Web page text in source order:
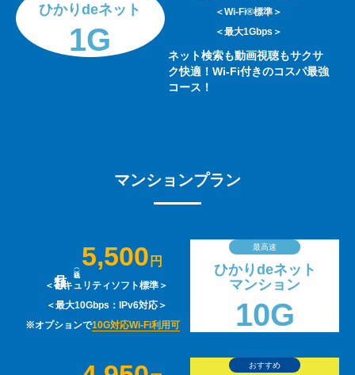
ひかりdeネット
1G
＜Wi-Fi®標準＞
＜最大1Gbps＞
ネット検索も動画視聴もサクサ
ク快適！Wi-Fi付きのコスパ最強
コース！
マンションプラン
最高速
ひかりdeネット
マンション
10G
5,500 円
＜セキュリティソフト標準＞
＜最大10Gbps：IPv6対応＞
※オプションで10G対応Wi-Fi利用可
おすすめ